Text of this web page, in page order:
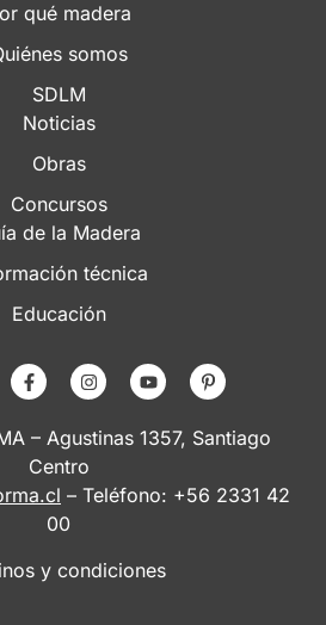
qué madera
somos
SDLM
Noticias
Obras
Concursos
de la Madera
técnica
Educación
– Agustinas 1357, Santiago
Centro
– Teléfono: +56 2331 42
00
y condiciones